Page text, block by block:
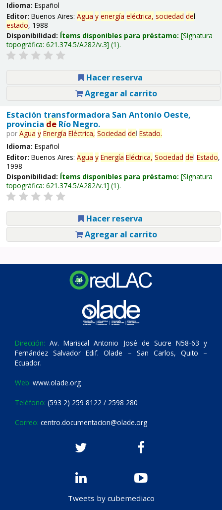
Idioma: Español
Editor: Buenos Aires: Agua y energía eléctrica, sociedad del
estado, 1988
Disponibilidad: Ítems disponibles para préstamo: Signatura
topográfica: 621.374.5/A282/v.3 (1).
Hacer reserva
Agregar al carrito
Estación transformadora San Antonio Oeste,
provincia deRío Negro.
por Agua y Energía Eléctrica, Sociedad del Estado.
Idioma: Español
Editor: Buenos Aires: Agua y Energía Eléctrica, Sociedad del Estado,
1998
Disponibilidad: Ítems disponibles para préstamo: Signatura
topográfica: 621.374.5/A282/v.1 (1).
Hacer reserva
Agregar al carrito
Dirección: Av. Mariscal Antonio José de Sucre N58-63 y
Fernández Salvador Edif. Olade – San Carlos, Quito –
Ecuador.
Web: www.olade.org
Teléfono: (593 2) 259 8122 / 2598 280
Correo: centro.documentacion@olade.org
Tweets by cubemediaco